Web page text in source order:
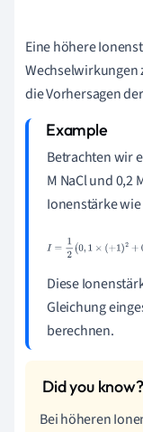
Eine höhere
Wechselwirkungen
die Vorhersagen
Betrachten wir
M NaCl und 0,2
Ionenstärke
I=12(0 ,1 ×(+1)2+
Diese
Gleichung
berechnen.
Bei höheren